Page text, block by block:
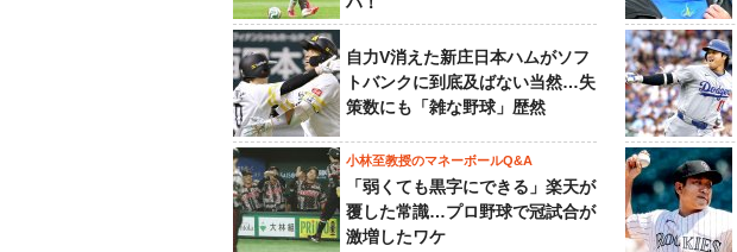
自力V消えた新庄日本ハムがソフ
トバンクに到底及ばない当然…失
策数にも「雑な野球」歴然
小林至教授のマネーボールQ&A
「弱くても黒字にできる」楽天が
覆した常識…プロ野球で冠試合が
激増したワケ